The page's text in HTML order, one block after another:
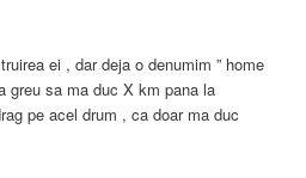
ei , dar deja o denumim ” home
greu sa ma duc X km pana la
pe acel drum , ca doar ma duc